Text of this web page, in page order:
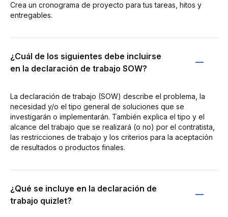
Crea un cronograma de proyecto para tus tareas, hitos y
entregables.
¿Cuál de los siguientes debe incluirse
en la declaración de trabajo SOW?
La declaración de trabajo (SOW) describe el problema, la
necesidad y/o el tipo general de soluciones que se
investigarán o implementarán. También explica el tipo y el
alcance del trabajo que se realizará (o no) por el contratista,
las restricciones de trabajo y los criterios para la aceptación
de resultados o productos finales.
¿Qué se incluye en la declaración de
trabajo quizlet?